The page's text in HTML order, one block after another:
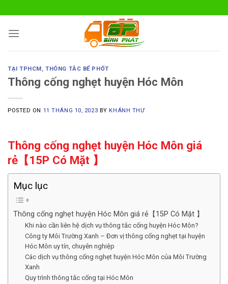
to
content
TẠI TPHCM,THÔNG TẮC BỂ PHỐT
Thông cống nghẹt huyện Hóc Môn
POSTED ON 11 THÁNG 10, 2023 BY KHÁNH THƯ
Thông cống nghẹt huyện Hóc Môn giá
rẻ【15P Có Mặt 】
Mục lục
Thông cống nghẹt huyện Hóc Môn giá rẻ【15P Có Mặt 】
Khi nào cần liên hệ dịch vụ thông tắc cống huyện Hóc Môn?
Công ty Môi Trường Xanh – Đơn vị thông cống nghẹt tại huyện
Hóc Môn uy tín, chuyên nghiệp
Các dịch vụ thông cống nghẹt huyện Hóc Môn của Môi Trường
Xanh
Quy trình thông tắc cống tại Hóc Môn